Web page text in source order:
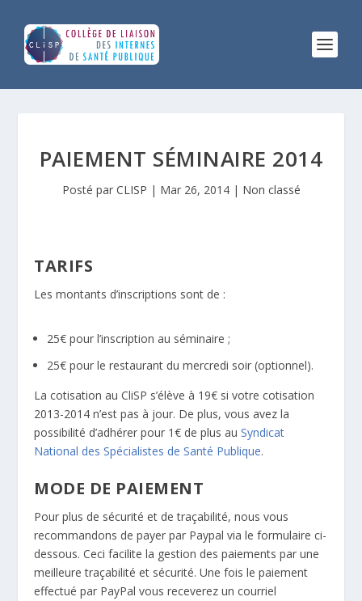
PAIEMENT SÉMINAIRE 2014
Posté par CLISP | Mar 26, 2014| Non classé
TARIFS
Les montants d’inscriptions sont de :
25€ pour l’inscription au séminaire ;
25€ pour le restaurant du mercredi soir (optionnel).
La cotisation au CliSP s’élève à 19€ si votre cotisation
2013-2014 n’est pas à jour. De plus, vous avez la
possibilité d’adhérer pour 1€ de plus auSyndicat
National des Spécialistes de Santé Publique.
MODE DE PAIEMENT
Pour plus de sécurité et de traçabilité, nous vous
recommandons de payer par Paypal via le formulaire ci-
dessous. Ceci facilite la gestion des paiements par une
meilleure traçabilité et sécurité. Une fois le paiement
effectué par PayPal vous receverez un courriel